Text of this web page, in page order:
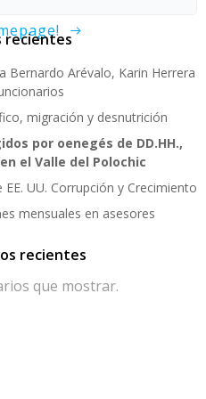
recientes
Bernardo Arévalo, Karin Herrera
migración y desnutrición
por oenegés de DD.HH.,
el Valle del Polochic
UU. Corrupción y Crecimiento
mensuales en asesores
recientes
que mostrar.